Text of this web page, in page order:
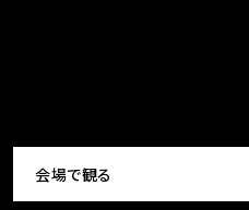
会場で観る